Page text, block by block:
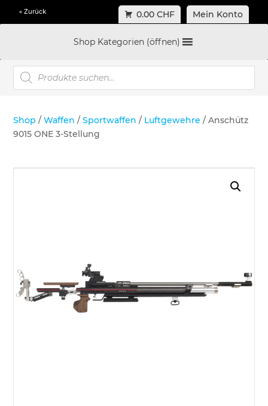
« Zurück 0.00 CHF Mein Konto
Shop Kategorien (öffnen)
Products
search
Shop /Waffen /Sportwaffen / Luftgewehre / Anschütz
9015 ONE 3-Stellung